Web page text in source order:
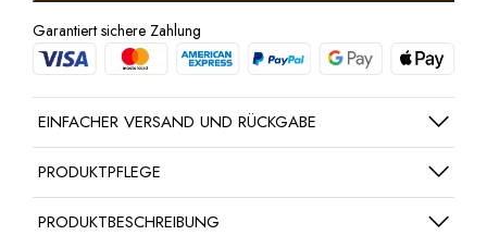
Garantiert sichere Zahlung
EINFACHER VERSAND UND RÜCKGABE
PRODUKTPFLEGE
PRODUKTBESCHREIBUNG